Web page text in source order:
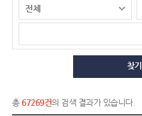
찾기
총 67269건의 검색 결과가 있습니다.